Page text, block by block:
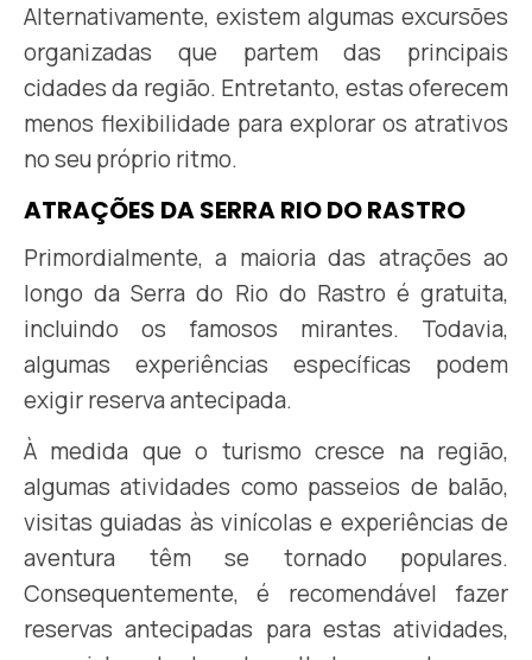
Alternativamente, existem algumas excursões
organizadas que partem das principais
cidades da região. Entretanto, estas oferecem
menos flexibilidade para explorar os atrativos
no seu próprio ritmo.
ATRAÇÕES DA SERRA RIO DO RASTRO
Primordialmente, a maioria das atrações ao
longo da Serra do Rio do Rastro é gratuita,
incluindo os famosos mirantes. Todavia,
algumas experiências específicas podem
exigir reserva antecipada.
À medida que o turismo cresce na região,
algumas atividades como passeios de balão,
visitas guiadas às vinícolas e experiências de
aventura têm se tornado populares.
Consequentemente, é recomendável fazer
reservas antecipadas para estas atividades,